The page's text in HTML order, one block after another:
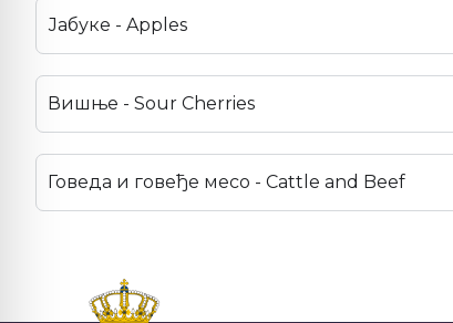
Јабуке - Apples
Вишње - Sour Cherries
Говеда и говеђе месо - Cattle and Beef